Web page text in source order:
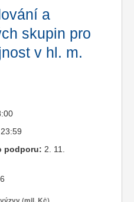
a
skupin pro
v hl. m.
podporu: 2. 11.